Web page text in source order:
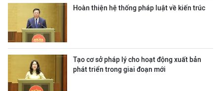
Hoàn thiện hệ thống pháp luật về kiến trúc
Tạo cơ sở pháp lý cho hoạt động xuất bản
phát triển trong giai đoạn mới